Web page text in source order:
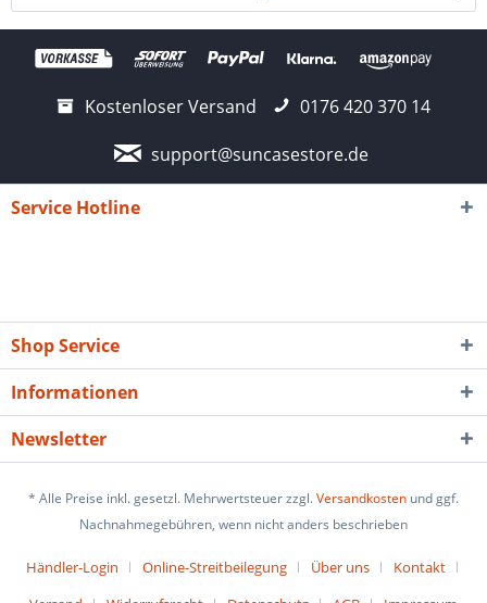
Kostenloser Versand
0176 420 370 14
support@suncasestore.de
Service Hotline
Shop Service
Informationen
Newsletter
* Alle Preise inkl. gesetzl. Mehrwertsteuer zzgl.Versandkosten und ggf.
Nachnahmegebühren, wenn nicht anders beschrieben
Händler-Login Online-Streitbeilegung Über uns
Kontakt